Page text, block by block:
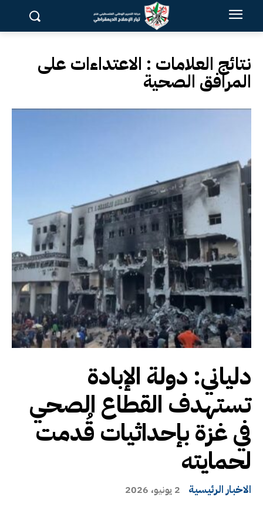
نتائج العلامات : الاعتداءات على
المرافق الصحية
دلياني: دولة الإبادة
تستهدف القطاع الصحي
في غزة بإحداثيات قُدمت
لحمايته
الاخبار الرئيسية 2 يونيو، 2026